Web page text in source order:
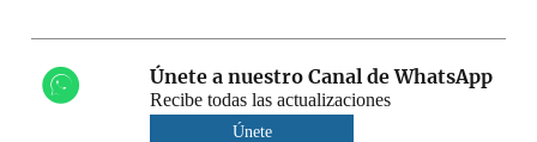
Únete a nuestro Canal de WhatsApp
Recibe todas las actualizaciones
Únete